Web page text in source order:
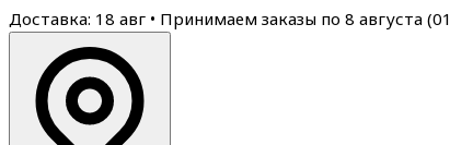
Доставка: 18 авг • Принимаем заказы по 8 августа (01